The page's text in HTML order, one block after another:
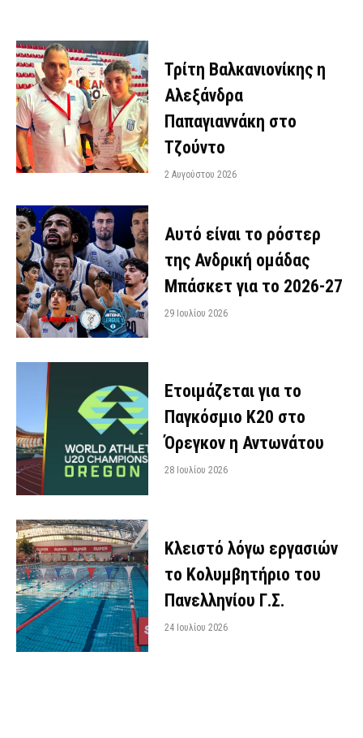
Τρίτη Βαλκανιονίκης η
Αλεξάνδρα
Παπαγιαννάκη στο
Τζούντο
2 Αυγούστου 2026
Αυτό είναι το ρόστερ
της Ανδρική ομάδας
Μπάσκετ για το 2026-27
29 Ιουλίου 2026
Ετοιμάζεται για το
Παγκόσμιο Κ20 στο
Όρεγκον η Αντωνάτου
28 Ιουλίου 2026
Κλειστό λόγω εργασιών
το Κολυμβητήριο του
Πανελληνίου Γ.Σ.
24 Ιουλίου 2026